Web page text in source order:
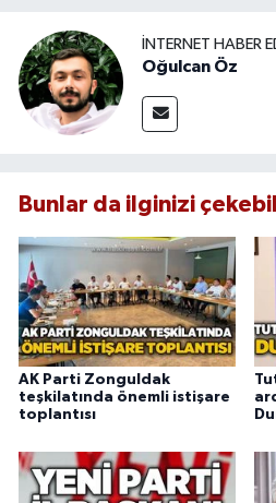
İNTERNET HABER
Oğulcan Öz
Bunlar da ilginizi
AK Parti Zonguldak
teşkilatında önemli istişare
toplantısı